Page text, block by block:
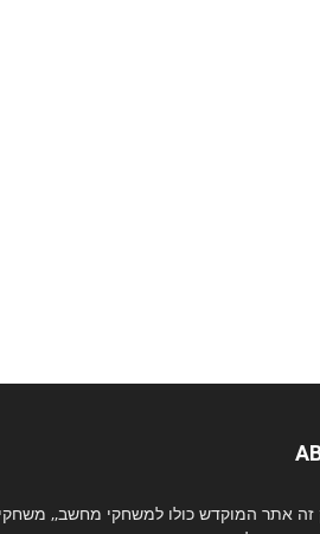
זה אתר המוקדש כולו למשחקי מחשב,, משחקי